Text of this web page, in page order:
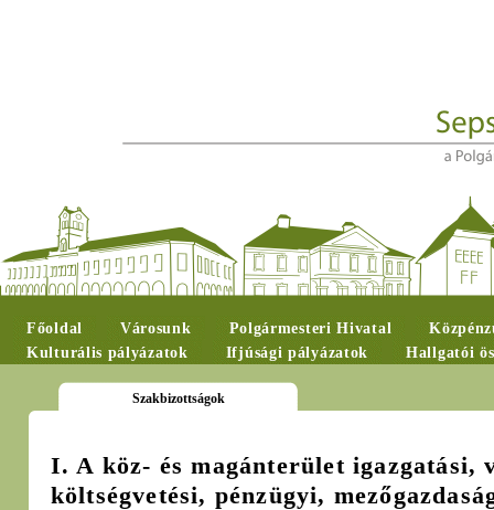
Főoldal Városunk Polgármesteri Hivatal
Kulturális pályázatok
Ifjúsági pályázatok Hallgatói
Szakbizottságok
I. A köz- és magánterület igazgatási,
költségvetési, pénzügyi,